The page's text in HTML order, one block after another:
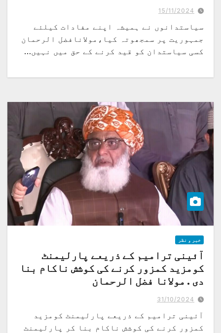
اجازت دے سکتے ہیں..میڈیا سے گفتگو
15/11/2024
سیاستدانوں نے ہمیشہ اپنے مفادات کیلئے
جمہوریت پر سمجھوتہ کیا،مولانافضل الرحمان
کسی سیاستدان کو قید کرنے کے حق میں نہیں…
خبر و نظر
آئینی ترامیم کے ذریعے پارلیمنٹ
کومزید کمزور کرنے کی کوشش ناکام بنا
دی . مولانا فضل الرحمان
رہی ہے تا کہ دوسرے مرحلے میں کشمیر کا سودا کیا جائے
31/10/2024
آئینی ترامیم کے ذریعے پارلیمنٹ کومزید
کمزور کرنے کی کوشش ناکام بنا کر پارلیمنٹ